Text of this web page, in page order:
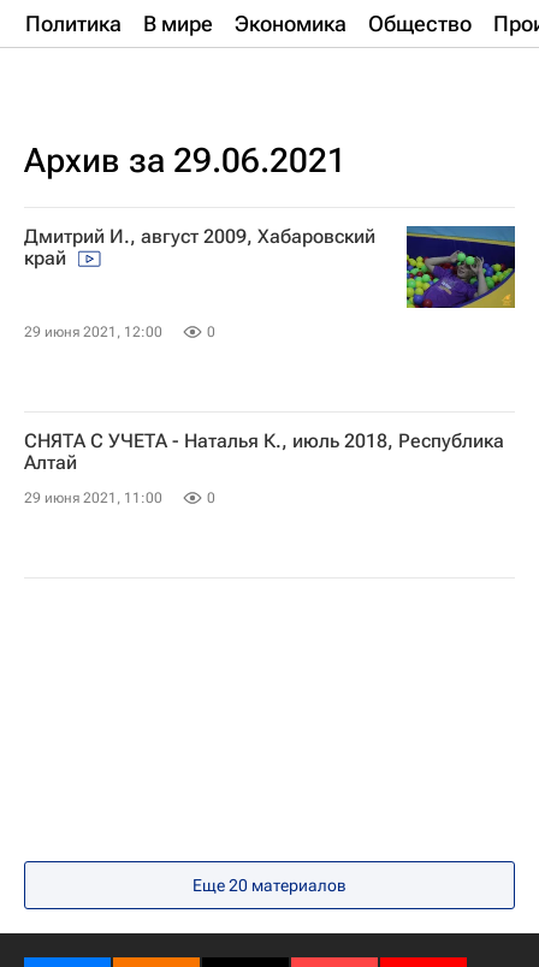
Политика В мире Экономика Общество
Архив за 29.06.2021
Дмитрий И., август 2009, Хабаровский
край
29 июня 2021, 12:00 0
СНЯТА С УЧЕТА - Наталья К., июль 2018, Республика
Алтай
29 июня 2021, 11:00 0
Еще 20 материалов